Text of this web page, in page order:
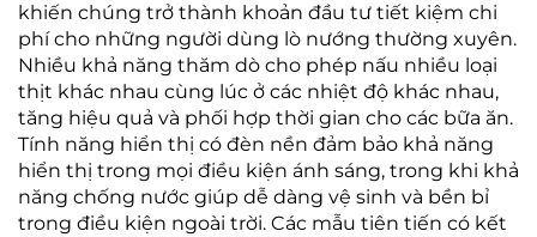
khiến chúng trở thành khoản đầu tư tiết kiệm chi
phí cho những người dùng lò nướng thường xuyên.
Nhiều khả năng thăm dò cho phép nấu nhiều loại
thịt khác nhau cùng lúc ở các nhiệt độ khác nhau,
tăng hiệu quả và phối hợp thời gian cho các bữa ăn.
Tính năng hiển thị có đèn nền đảm bảo khả năng
hiển thị trong mọi điều kiện ánh sáng, trong khi khả
năng chống nước giúp dễ dàng vệ sinh và bền bỉ
trong điều kiện ngoài trời. Các mẫu tiên tiến có kết